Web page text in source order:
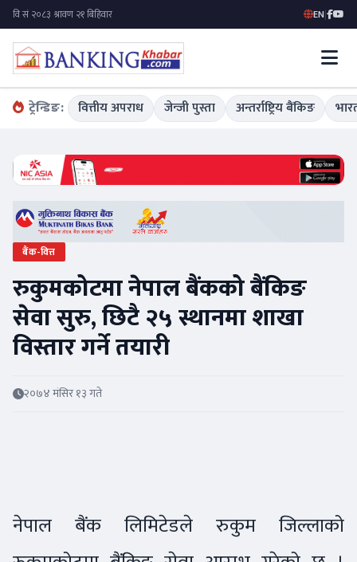
EN|
ट्रेन्डिङ: वित्तीय अपराध जेन्जी पुस्ता अन्तर्राष्ट्रिय बैंकिङ
बैंक-वित्त
रुकुमकोटमा नेपाल बैंकको बैंकिङ
सेवा सुरु, छिटै २५ स्थानमा शाखा
विस्तार गर्ने तयारी
२०७४ मंसिर १३ गते
नेपाल बैंक लिमिटेडले रुकुम जिल्लाको